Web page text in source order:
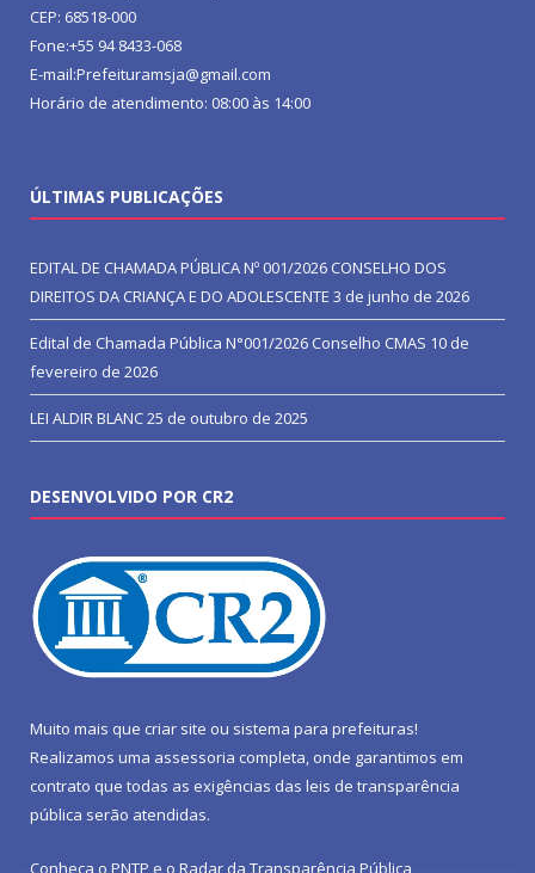
CEP: 68518-000
Fone:+55 94 8433-068
E-mail:Prefeituramsja@gmail.com
Horário de atendimento: 08:00 às 14:00
ÚLTIMAS PUBLICAÇÕES
EDITAL DE CHAMADA PÚBLICA Nº 001/2026 CONSELHO DOS
DIREITOS DA CRIANÇA E DO ADOLESCENTE 3 de junho de 2026
Edital de Chamada Pública N°001/2026 Conselho CMAS 10 de
fevereiro de 2026
LEI ALDIR BLANC25 de outubro de 2025
DESENVOLVIDO POR CR2
Muito mais que criar site ou sistema para prefeituras!
Realizamos uma assessoria completa, onde garantimos em
contrato que todas as exigências das leis de transparência
pública serão atendidas.
Conheça o PNTP e o Radar da Transparência Pública